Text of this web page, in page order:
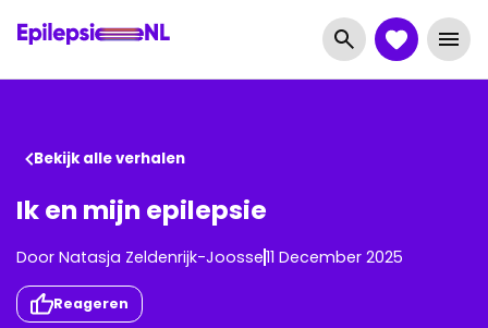
Bekijk alle verhalen
Ik en mijn epilepsie
Door Natasja Zeldenrijk-Joosse11 December 2025
Reageren